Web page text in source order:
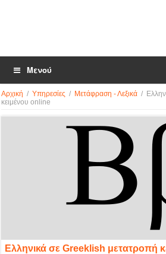
Μενού
Αρχική / Υπηρεσίες / Μετάφραση - Λεξικά /
κειμένου online
Ελληνικά σε Greeklish μετατροπή